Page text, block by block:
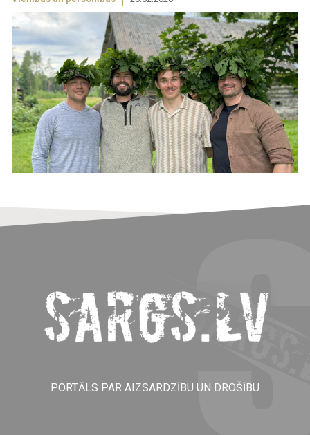
PORTĀLS PAR AIZSARDZĪBU UN DROŠĪBU